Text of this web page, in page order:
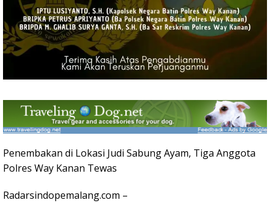
Penembakan di Lokasi Judi Sabung Ayam, Tiga Anggota
Polres Way Kanan Tewas
Radarsindopemalang.com –